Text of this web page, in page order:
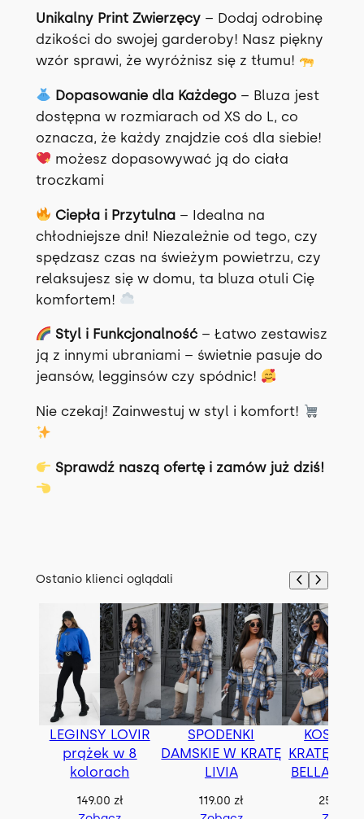
c
z
k
e
u
n
o
d
x
s
d
l
Unikalny Print Zwierzęcy– Dodaj odrobinę
dzikości do swojej garderoby! Nasz piękny
wzór sprawi, że wyróżnisz się z tłumu!
Dopasowanie dla Każdego– Bluza jest
dostępna w rozmiarach od XS do L, co
oznacza, że każdy znajdzie coś dla siebie!
możesz dopasowywać ją do ciała
troczkami
Ciepła i Przytulna– Idealna na
chłodniejsze dni! Niezależnie od tego, czy
spędzasz czas na świeżym powietrzu, czy
relaksujesz się w domu, ta bluza otuli Cię
komfortem!
Styl i Funkcjonalność– Łatwo zestawisz
ją z innymi ubraniami – świetnie pasuje do
jeansów, legginsów czy spódnic!
Nie czekaj! Zainwestuj w styl i komfort!
Sprawdź naszą ofertę i zamów już dziś!
Ostanio klienci oglądali
LEGINSY LOVIR
prążek w 8
kolorach
149.00 zł
SPODENKI
DAMSKIE W KRATĘ
LIVIA
119.00zł
KRATĘ
BELLA z
259.00